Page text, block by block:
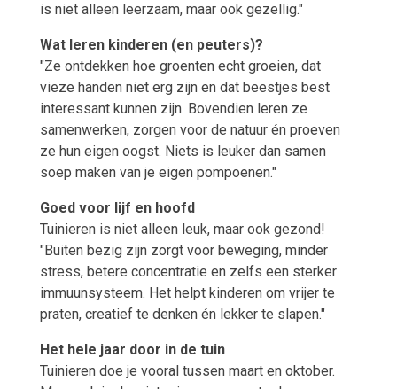
is niet alleen leerzaam, maar ook gezellig."
Wat leren kinderen (en peuters)?
"Ze ontdekken hoe groenten echt groeien, dat
vieze handen niet erg zijn en dat beestjes best
interessant kunnen zijn. Bovendien leren ze
samenwerken, zorgen voor de natuur én proeven
ze hun eigen oogst. Niets is leuker dan samen
soep maken van je eigen pompoenen."
Goed voor lijf en hoofd
Tuinieren is niet alleen leuk, maar ook gezond!
"Buiten bezig zijn zorgt voor beweging, minder
stress, betere concentratie en zelfs een sterker
immuunsysteem. Het helpt kinderen om vrijer te
praten, creatief te denken én lekker te slapen."
Het hele jaar door in de tuin
Tuinieren doe je vooral tussen maart en oktober.